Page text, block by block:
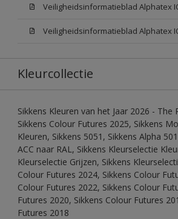
Veiligheidsinformatieblad Alphatex
Veiligheidsinformatieblad Alphatex
Kleurcollectie
Sikkens Kleuren van het Jaar 2026 - The
Sikkens Colour Futures 2025, Sikkens
Kleuren, Sikkens 5051, Sikkens Alpha
ACC naar RAL, Sikkens Kleurselectie
Kleurselectie Grijzen, Sikkens
Colour Futures 2024, Sikkens Colour
Colour Futures 2022, Sikkens Colour
Futures 2020, Sikkens Colour Futures
Futures 2018